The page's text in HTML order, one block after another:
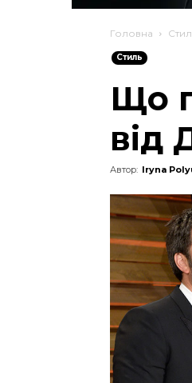
Головна
Стиль
Що
від
Автор: Iryna